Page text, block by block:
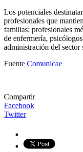
Los potenciales
profesionales que
familias: profesionales
de enfermería,
administración del sector
Fuente Comunicae
Compartir
Facebook
Twitter